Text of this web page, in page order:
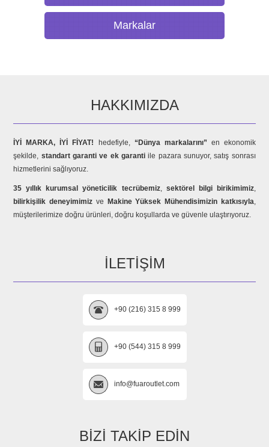
Markalar
HAKKIMIZDA
İYİ MARKA, İYİ FİYAT! hedefiyle, “Dünya markalarını” en ekonomik
şekilde, standart garanti ve ek garanti ile pazara sunuyor, satış sonrası
hizmetlerini sağlıyoruz.
35 yıllık kurumsal yöneticilik tecrübemiz, sektörel bilgi birikimimiz,
bilirkişilik deneyimimiz ve Makine Yüksek Mühendisimizin katkısıyla,
müşterilerimize doğru ürünleri, doğru koşullarda ve güvenle ulaştırıyoruz.
İLETIŞIM
+90 (216) 315 8 999
+90 (544) 315 8 999
info@fuaroutlet.com
BIZI TAKIP EDIN